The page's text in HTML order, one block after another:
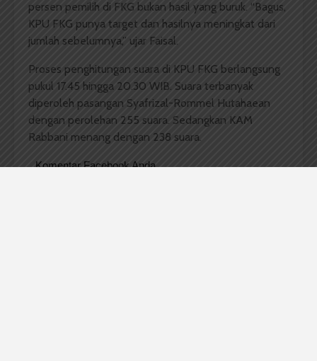
persen pemilih di FKG bukan hasil yang buruk. “Bagus,
KPU FKG punya target dan hasilnya meningkat dari
jumlah sebelumnya,” ujar Faisal.
Proses penghitungan suara di KPU FKG berlangsung
pukul 17.45 hingga 20.30 WIB. Suara terbanyak
diperoleh pasangan Syafrizal-Rommel Hutahaean
dengan perolehan 255 suara. Sedangkan KAM
Rabbani menang dengan 238 suara.
Komentar Facebook Anda